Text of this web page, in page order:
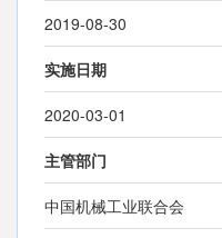
2019-08-30
实施日期
2020-03-01
主管部门
中国机械工业联合会